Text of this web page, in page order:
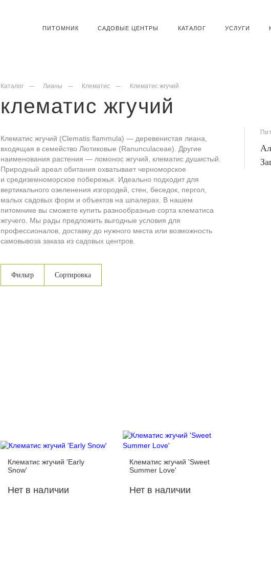
ПИТОМНИК САДОВЫЕ ЦЕНТРЫ КАТАЛОГ УСЛУГИ
Каталог Лианы Клематис Клематис жгучий
клематис жгучий
Клематис жгучий (Clematis flammula) — деревенистая лиана,
входящая в семейство Лютиковые (Ranunculaceae). Другие
наименования растения — ломонос жгучий, клематис душистый.
Природный ареал обитания охватывает черноморское
и средиземноморское побережья. Идеально подходит для
вертикального озеленения изгородей, стен, беседок, пергол,
малых садовых форм и объектов на шпалерах. В нашем
питомнике вы сможете купить разнообразные сорта клематиса
жгучего. Мы рады предложить выгодные условия для
профессионалов, доставку до нужного места или возможность
самовывоза заказа из садовых центров.
Фильтр Сортировка
Клематис жгучий 'Early
Snow'
Нет в наличии
Клематис жгучий 'Sweet
Summer Love'
Нет в наличии